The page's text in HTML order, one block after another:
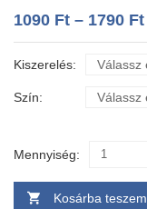
1090 Ft – 1790 Ft
Kiszerelés
Szín
Mennyiség:
Kosárba teszem